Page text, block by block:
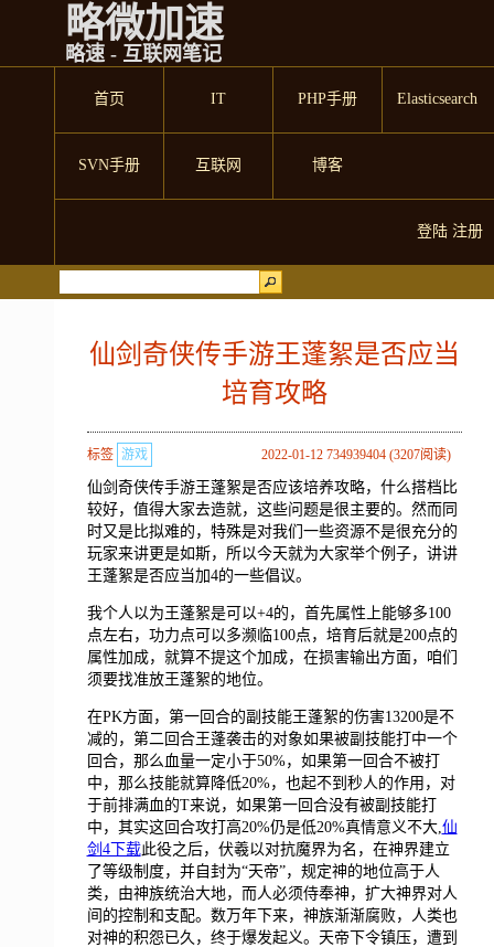
略微加速
略速 - 互联网笔记
首页 IT PHP手册 Elasticsearch
SVN手册 互联网 博客
登陆 注册
仙剑奇侠传手游王蓬絮是否应当
培育攻略
2022-01-12 734939404 (3207阅读)
标签 游戏
仙剑奇侠传手游王蓬絮是否应该培养攻略，什么搭档比
较好，值得大家去造就，这些问题是很主要的。然而同
时又是比拟难的，特殊是对我们一些资源不是很充分的
玩家来讲更是如斯，所以今天就为大家举个例子，讲讲
王蓬絮是否应当加4的一些倡议。
我个人以为王蓬絮是可以+4的，首先属性上能够多100
点左右，功力点可以多濒临100点，培育后就是200点的
属性加成，就算不提这个加成，在损害输出方面，咱们
须要找准放王蓬絮的地位。
在PK方面，第一回合的副技能王蓬絮的伤害13200是不
减的，第二回合王蓬袭击的对象如果被副技能打中一个
回合，那么血量一定小于50%，如果第一回合不被打
中，那么技能就算降低20%，也起不到秒人的作用，对
于前排满血的T来说，如果第一回合没有被副技能打
中，其实这回合攻打高20%仍是低20%真情意义不大,仙
剑4下载此役之后，伏羲以对抗魔界为名，在神界建立
了等级制度，并自封为“天帝”，规定神的地位高于人
类，由神族统治大地，而人必须侍奉神，扩大神界对人
间的控制和支配。数万年下来，神族渐渐腐败，人类也
对神的积怨已久，终于爆发起义。天帝下令镇压，遭到